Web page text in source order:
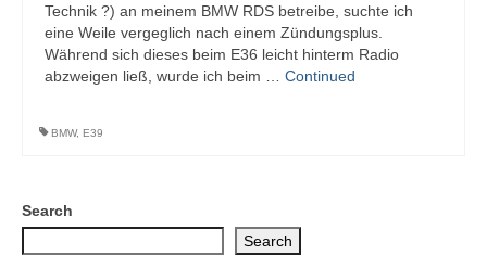
Technik ?) an meinem BMW RDS betreibe, suchte ich
eine Weile vergeglich nach einem Zündungsplus.
Während sich dieses beim E36 leicht hinterm Radio
abzweigen ließ, wurde ich beim … Continued
BMW, E39
Search
Search